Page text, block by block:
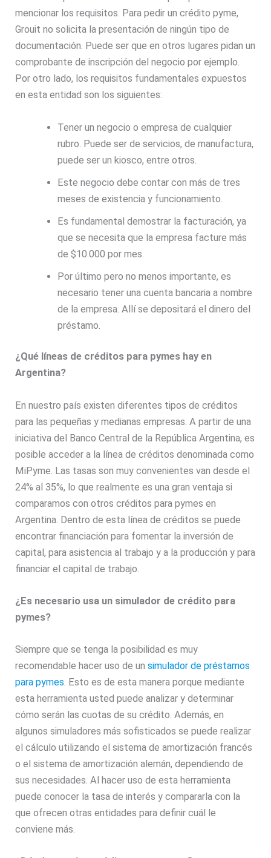
mencionar los requisitos. Para pedir un crédito pyme,
Grouit no solicita la presentación de ningún tipo de
documentación. Puede ser que en otros lugares pidan un
comprobante de inscripción del negocio por ejemplo.
Por otro lado, los requisitos fundamentales expuestos
en esta entidad son los siguientes:
Tener un negocio o empresa de cualquier
rubro. Puede ser de servicios, de manufactura,
puede ser un kiosco, entre otros.
Este negocio debe contar con más de tres
meses de existencia y funcionamiento.
Es fundamental demostrar la facturación, ya
que se necesita que la empresa facture más
de $10.000 por mes.
Por último pero no menos importante, es
necesario tener una cuenta bancaria a nombre
de la empresa. Allí se depositará el dinero del
préstamo.
¿Qué líneas de créditos para pymes hay en
Argentina?
En nuestro país existen diferentes tipos de créditos
para las pequeñas y medianas empresas. A partir de una
iniciativa del Banco Central de la República Argentina, es
posible acceder a la línea de créditos denominada como
MiPyme. Las tasas son muy convenientes van desde el
24% al 35%, lo que realmente es una gran ventaja si
comparamos con otros créditos para pymes en
Argentina. Dentro de esta línea de créditos se puede
encontrar financiación para fomentar la inversión de
capital, para asistencia al trabajo y a la producción y para
financiar el capital de trabajo.
¿Es necesario usa un simulador de crédito para
pymes?
Siempre que se tenga la posibilidad es muy
recomendable hacer uso de unsimulador de préstamos
para pymes. Esto es de esta manera porque mediante
esta herramienta usted puede analizar y determinar
cómo serán las cuotas de su crédito. Además, en
algunos simuladores más sofisticados se puede realizar
el cálculo utilizando el sistema de amortización francés
o el sistema de amortización alemán, dependiendo de
sus necesidades. Al hacer uso de esta herramienta
puede conocer la tasa de interés y compararla con la
que ofrecen otras entidades para definir cuál le
conviene más.